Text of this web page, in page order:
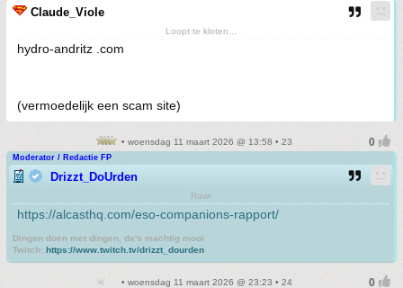
Claude_Viole
Loopt te kloten...
hydro-andritz .com
(vermoedelijk een scam site)
• woensdag 11 maart 2026 @ 13:58 • 23
Moderator / Redactie FP
Drizzt_DoUrden
Rawr
https://alcasthq.com/eso-companions-rapport/
Dingen doen met dingen, da's machtig mooi
Twitch: https://www.twitch.tv/drizzt_dourden
• woensdag 11 maart 2026 @ 23:23 • 24